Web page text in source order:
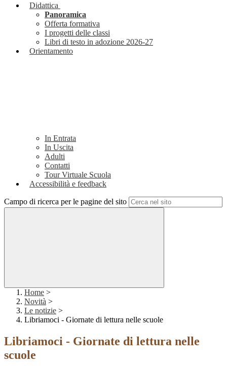
Didattica
Panoramica
Offerta formativa
I progetti delle classi
Libri di testo in adozione 2026-27
Orientamento
In Entrata
In Uscita
Adulti
Contatti
Tour Virtuale Scuola
Accessibilità e feedback
Campo di ricerca per le pagine del sito
Home >
Novità >
Le notizie >
Libriamoci - Giornate di lettura nelle scuole
Libriamoci - Giornate di lettura nelle
scuole